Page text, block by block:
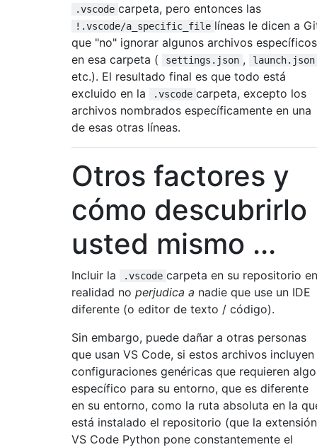
.vscode carpeta, pero entonces las
!.vscode/a_specific_file líneas le dicen a
que "no" ignorar algunos archivos específicos
en esa carpeta (
settings.json , launch.json
etc.). El resultado final es que todo está
excluido en la
.vscode carpeta, excepto los
archivos nombrados específicamente en una
de esas otras líneas.
Otros factores y
cómo descubrirlo
usted mismo ...
Incluir la .vscode carpeta en su repositorio en
realidad no perjudica a nadie que use un IDE
diferente (o editor de texto / código).
Sin embargo, puede dañar a otras personas
que usan VS Code, si estos archivos incluyen
configuraciones genéricas que requieren algo
específico para su entorno, que es diferente
en su entorno, como la ruta absoluta en la
está instalado el repositorio (que la extensión
VS Code Python pone constantemente el